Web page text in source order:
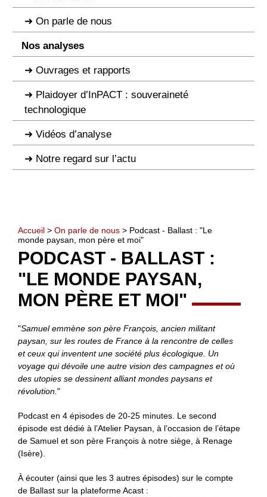
On parle de nous
Nos analyses
Ouvrages et rapports
Plaidoyer d’InPACT : souveraineté
technologique
Vidéos d’analyse
Notre regard sur l’actu
Accueil > On parle de nous > Podcast - Ballast : "Le
monde paysan, mon père et moi"
PODCAST - BALLAST :
"LE MONDE PAYSAN,
MON PÈRE ET MOI"
"Samuel emmène son père François, ancien militant
paysan, sur les routes de France à la rencontre de celles
et ceux qui inventent une société plus écologique. Un
voyage qui dévoile une autre vision des campagnes et où
des utopies se dessinent alliant mondes paysans et
révolution. "
Podcast en 4 épisodes de 20-25 minutes. Le second
épisode est dédié à l’Atelier Paysan, à l’occasion de l’étape
de Samuel et son père François à notre siège, à Renage
(Isère).
À écouter (ainsi que les 3 autres épisodes) sur le compte
de Ballast sur la plateforme Acast :